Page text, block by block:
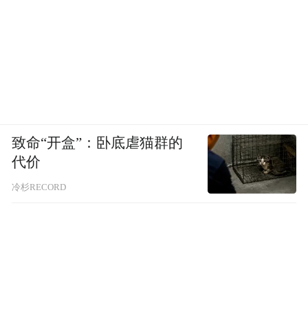
致命“开盒”：卧底虐猫群的
代价
冷杉RECORD